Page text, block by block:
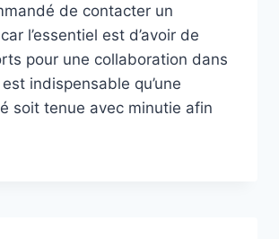
de contacter un
l’essentiel est d’avoir de
pour une collaboration dans
indispensable qu’une
soit tenue avec minutie afin